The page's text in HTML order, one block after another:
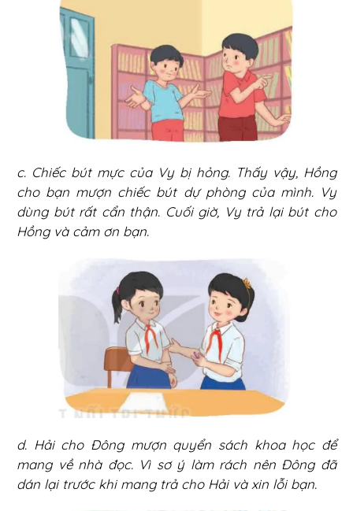
c. Chiếc bút mực của Vy bị hỏng. Thấy vậy, Hồng
cho bạn mượn chiếc bút dự phòng của mình. Vy
dùng bút rất cẩn thận. Cuối giờ, Vy trả lại bút cho
Hồng và cảm ơn bạn.
d. Hải cho Đông mượn quyển sách khoa học để
mang về nhà đọc. Vì sơ ý làm rách nên Đông đã
dán lại trước khi mang trả cho Hải và xin lỗi bạn.